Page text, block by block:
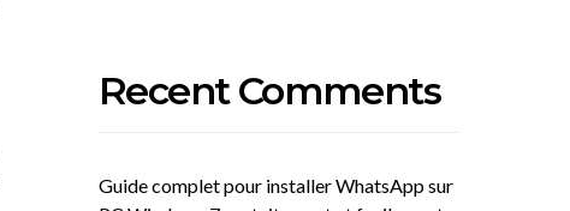
Recent Comments
Guide complet pour installer WhatsApp sur